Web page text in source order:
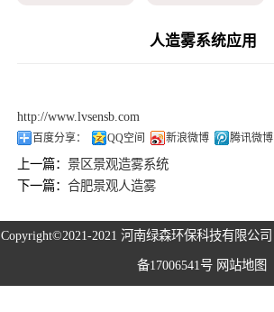
高空除尘雾桩
人造雾系统应用
http://www.lvsensb.com
百度分享： QQ空间 新浪微博 腾讯微博
上一篇：景区景观造雾系统
下一篇：合肥景观人造雾
Copyright©2021-2021 河南绿森环保科技有限公司
备17006541号 网站地图
降尘喷雾设备
小区喷雾设备
高空除尘雾桩